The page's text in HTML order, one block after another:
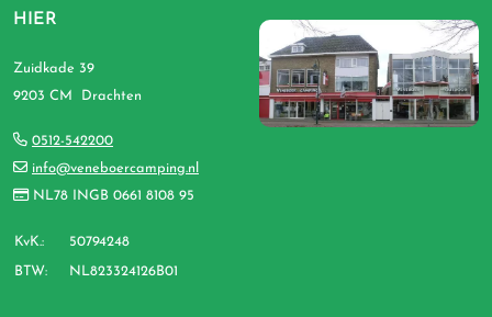
HIER
Zuidkade 39
9203 CM Drachten
0512-542200
info@veneboercamping.nl
NL78 INGB 0661 8108 95
KvK.: 50794248
BTW: NL823324126B01